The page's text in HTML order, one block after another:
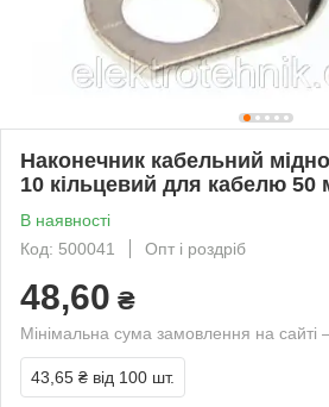
Наконечник кабельний
10 кільцевий для кабелю 50
В наявності
Код: 500041
Опт і роздріб
48,60 ₴
Мінімальна сума замовлення на
43,65 ₴ від 100 шт.